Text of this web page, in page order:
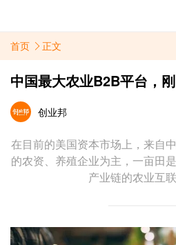
首页 正文
中国最大农业B2B平台，
创业邦
在目前的美国资本市场上，来自
的农资、养殖企业为主，一亩田
产业链的农业互联